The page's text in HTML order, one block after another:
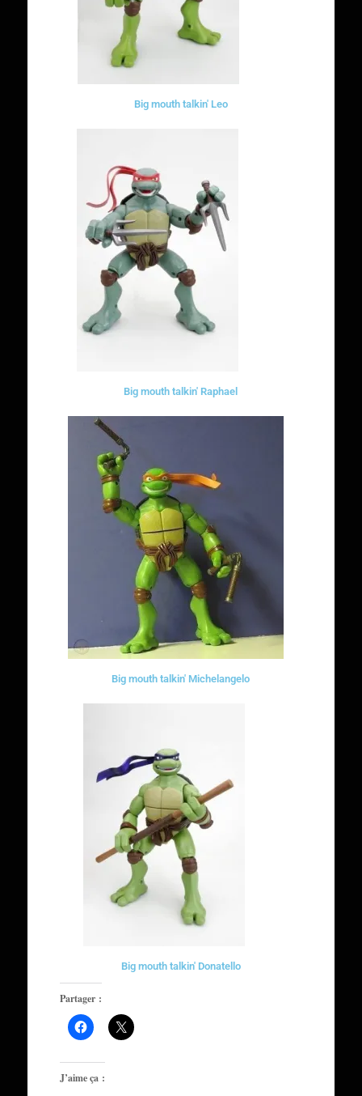
Big mouth talkin' Leo
Big mouth talkin' Raphael
Big mouth talkin' Michelangelo
Big mouth talkin' Donatello
Partager :
J’aime ça :